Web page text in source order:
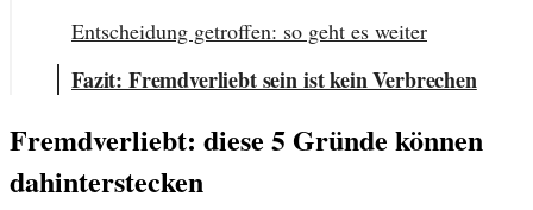
Entscheidung getroffen: so geht es weiter
Fazit: Fremdverliebt sein ist kein Verbrechen
Fremdverliebt: diese 5 Gründe können
dahinterstecken